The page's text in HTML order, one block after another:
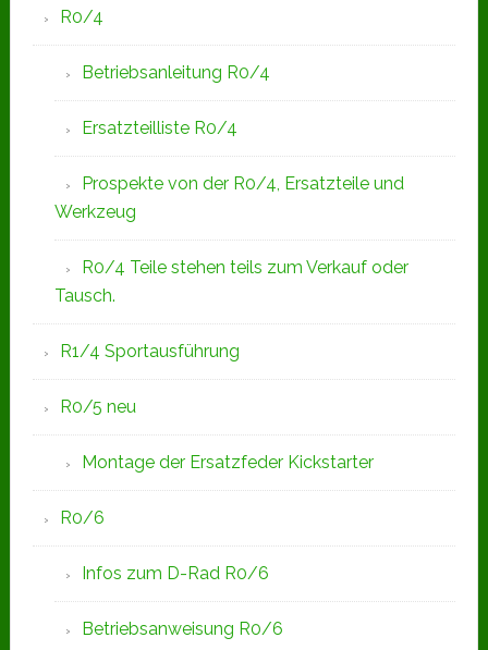
R0/4
Betriebsanleitung R0/4
Ersatzteilliste R0/4
Prospekte von der R0/4, Ersatzteile und
Werkzeug
R0/4 Teile stehen teils zum Verkauf oder
Tausch.
R1/4 Sportausführung
R0/5 neu
Montage der Ersatzfeder Kickstarter
R0/6
Infos zum D-Rad R0/6
Betriebsanweisung R0/6